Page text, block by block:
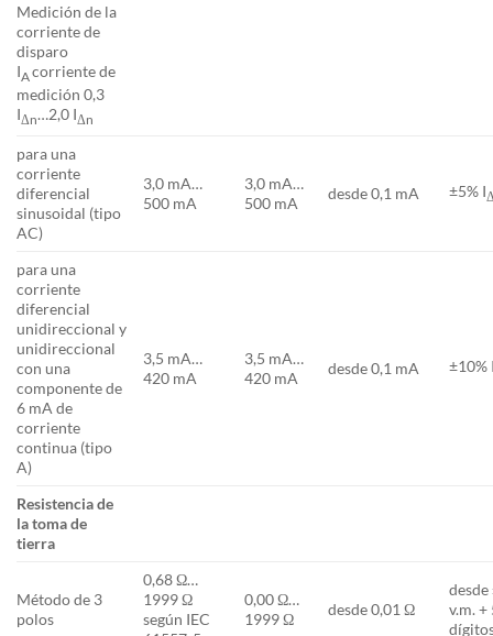
Medición de la
corriente de
disparo
IAcorriente de
medición 0,3
IΔn…2,0 IΔn
para una
corriente
diferencial
sinusoidal (tipo
AC)
3,0 mA…
500 mA
3,0 mA…
500 mA
desde 0,1 mA ±5% I
para una
corriente
diferencial
unidireccional y
unidireccional
con una
componente de
6 mA de
corriente
continua (tipo
A)
3,5 mA…
420 mA
3,5 mA…
420 mA
desde 0,1 mA ±10%
Resistencia de
la toma de
tierra
Método de 3
polos
0,68 Ω…
1999 Ω
según IEC
0,00 Ω…
1999 Ω
desde 0,01 Ω
desde
v.m. +